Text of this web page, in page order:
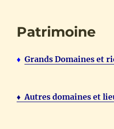
Patrimoine
♦ Grands Domaines et
♦ Autres domaines et